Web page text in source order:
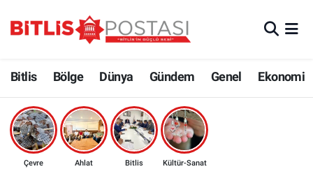
Bitlis Bölge Dünya Gündem Genel Ekonomi
Çevre Ahlat Bitlis Kültür-Sanat
Bölge
Çevre
Bitlis Trafik Yoğunluk Haritası
Süper Lig Puan Durumu ve Fikstür